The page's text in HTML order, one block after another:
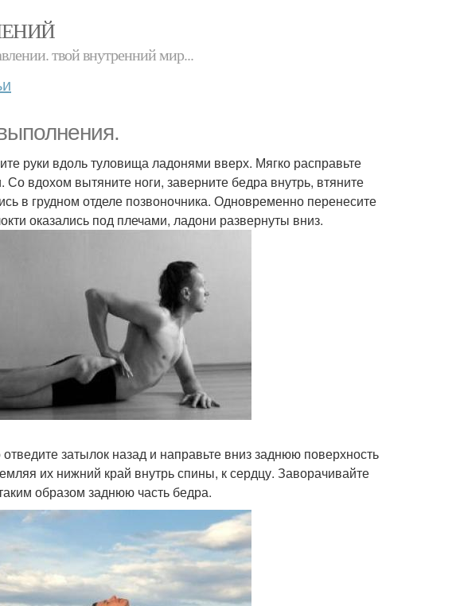
твой внутренний мир...
руки вдоль туловища ладонями вверх. Мягко расправьте
вдохом вытяните ноги, заверните бедра внутрь, втяните
в грудном отделе позвоночника. Одновременно перенесите
оказались под плечами, ладони развернуты вниз.
затылок назад и направьте вниз заднюю поверхность
их нижний край внутрь спины, к сердцу. Заворачивайте
образом заднюю часть бедра.